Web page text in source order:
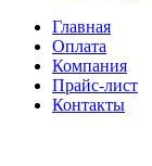
Главная
Оплата
Компания
Прайс-лист
Контакты